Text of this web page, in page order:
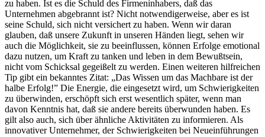
zu haben. Ist es die Schuld des Firmeninhabers, daß das
Unternehmen abgebrannt ist? Nicht notwendigerweise, aber es ist
seine Schuld, sich nicht versichert zu haben. Wenn wir daran
glauben, daß unsere Zukunft in unseren Händen liegt, sehen wir
auch die Möglichkeit, sie zu beeinflussen, können Erfolge emotional
dazu nutzen, um Kraft zu tanken und leben in dem Bewußtsein,
nicht vom Schicksal gegeißelt zu werden. Einen weiteren hilfreichen
Tip gibt ein bekanntes Zitat: „Das Wissen um das Machbare ist der
halbe Erfolg!” Die Energie, die eingesetzt wird, um Schwierigkeiten
zu überwinden, erschöpft sich erst wesentlich später, wenn man
davon Kenntnis hat, daß sie andere bereits überwunden haben. Es
gilt also auch, sich über ähnliche Aktivitäten zu informieren. Als
innovativer Unternehmer, der Schwierigkeiten bei Neueinführungen